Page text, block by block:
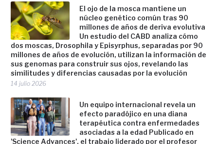
El ojo de la mosca mantiene un
núcleo genético común tras 90
millones de años de deriva evolutiva
Un estudio del CABD analiza cómo
dos moscas, Drosophila y Episyrphus, separadas por 90
millones de años de evolución, utilizan la información de
sus genomas para construir sus ojos, revelando las
similitudes y diferencias causadas por la evolución
14 julio 2026
Un equipo internacional revela un
efecto paradójico en una diana
terapéutica contra enfermedades
asociadas a la edad Publicado en
'Science Advances', el trabajo liderado por el profesor